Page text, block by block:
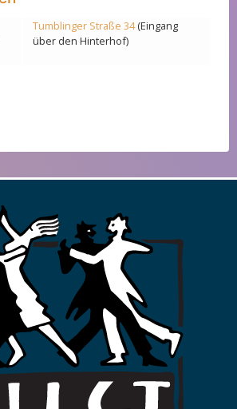
Tumblinger Straße 34(Eingang
über den Hinterhof)